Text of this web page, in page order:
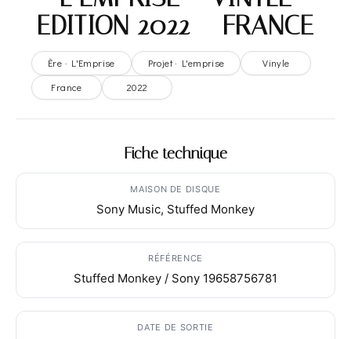
EDITION 2022 – FRANCE
Ère · L'Emprise Projet · L'emprise
Vinyle
France
2022
Fiche technique
MAISON DE DISQUE
Sony Music, Stuffed Monkey
RÉFÉRENCE
Stuffed Monkey / Sony 19658756781
DATE DE SORTIE